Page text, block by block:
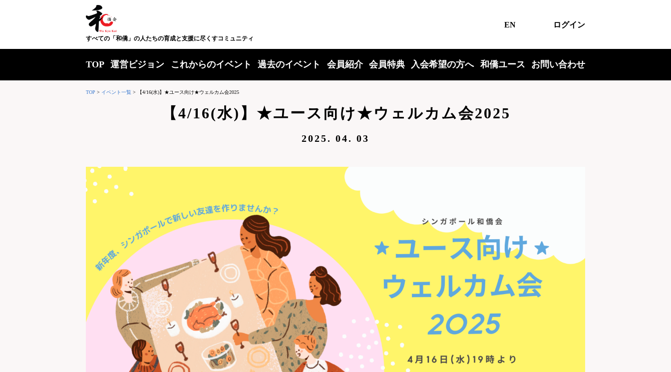
すべての「和僑」の人たちの育成と支援に尽くすコミュニティ
EN ログイン
TOP 運営ビジョン これからのイベント 過去のイベント 会員紹介 会員特典 入会希望の方へ 和僑ユース お問い合わせ
TOP > イベント一覧 > 【4/16(水)】★ユース向け★ウェルカム会2025
【4/16(水)】★ユース向け★ウェルカム会2025
2025. 04. 03